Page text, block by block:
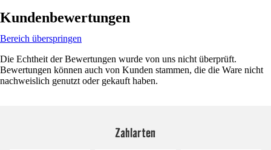
Kundenbewertungen
Bereich überspringen
Die Echtheit der Bewertungen wurde von uns nicht überprüft.
Bewertungen können auch von Kunden stammen, die die Ware nicht
nachweislich genutzt oder gekauft haben.
Zahlarten